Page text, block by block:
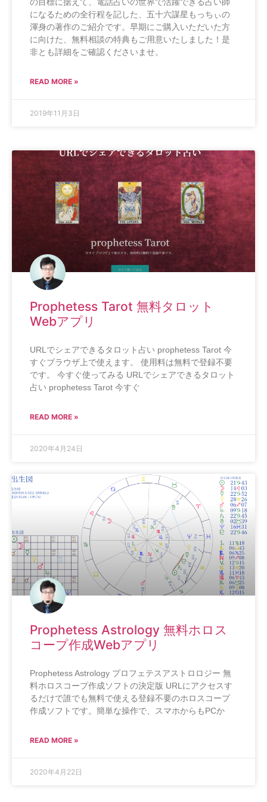
の目標に据えて、電話占いの世界で活躍できる占い師
になるための全行程を記した、五十六謀星もっちぃの
渾身の著作のご紹介です。早期にご購入いただいた方
に向けた、無料相談の特典もご用意いたしました！是
非とも詳細をご確認くださいませ。
READ MORE »
2019年11月3日
Prophetess Tarot 無料タロット
Webアプリ
URLでシェアできるタロット占い prophetess Tarot 今
すぐブラウザ上で使えます。 使用料は無料で登録不要
です。 今すぐ使ってみる URLでシェアできるタロット
占い prophetess Tarot 今すぐ
READ MORE »
2020年4月24日
Prophetess Astrology 無料ホロス
コープ作成Webアプリ
Prophetess Astrology プロフェテスアストロロジー 無
料ホロスコープ作成ソフトの決定版 URLにアクセスす
るだけで誰でも無料で使える登録不要のホロスコープ
作成ソフトです。簡単な操作で、スマホからもPCか
READ MORE »
2020年4月22日